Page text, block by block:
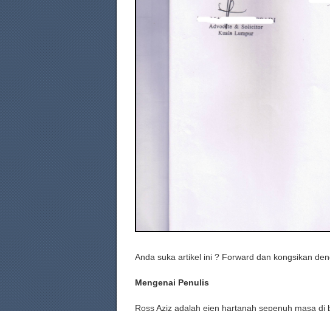
Anda suka artikel ini ? Forward dan kongsikan
Mengenai Penulis
Ross Aziz adalah ejen hartanah sepenuh masa di